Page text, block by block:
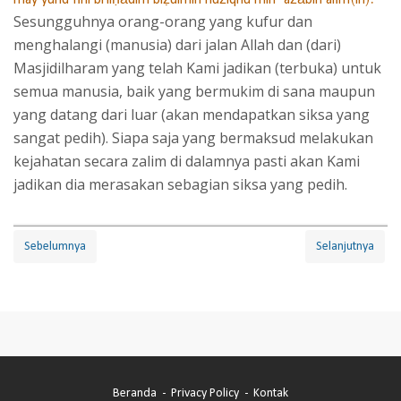
Sesungguhnya orang-orang yang kufur dan
menghalangi (manusia) dari jalan Allah dan (dari)
Masjidilharam yang telah Kami jadikan (terbuka) untuk
semua manusia, baik yang bermukim di sana maupun
yang datang dari luar (akan mendapatkan siksa yang
sangat pedih). Siapa saja yang bermaksud melakukan
kejahatan secara zalim di dalamnya pasti akan Kami
jadikan dia merasakan sebagian siksa yang pedih.
Sebelumnya Selanjutnya
Beranda Privacy Policy Kontak